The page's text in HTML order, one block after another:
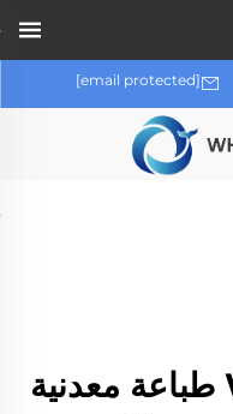
[email protected]
Whale Stone 3D طباعة معدنية